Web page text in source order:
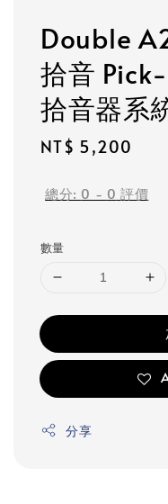
Double
拾音
拾音器系
Regular
NT$ 5,200
總分: 0 - 0 評價
數量
分享